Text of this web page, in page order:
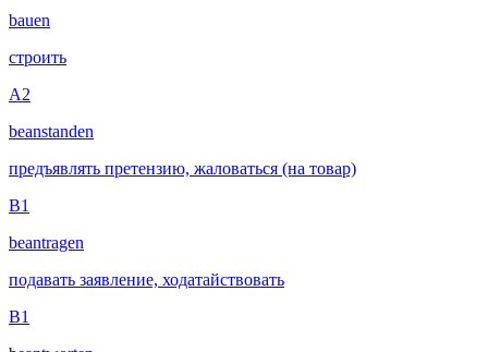
bauen
строить
A2
beanstanden
предъявлять претензию, жаловаться (на товар)
B1
beantragen
подавать заявление, ходатайствовать
B1